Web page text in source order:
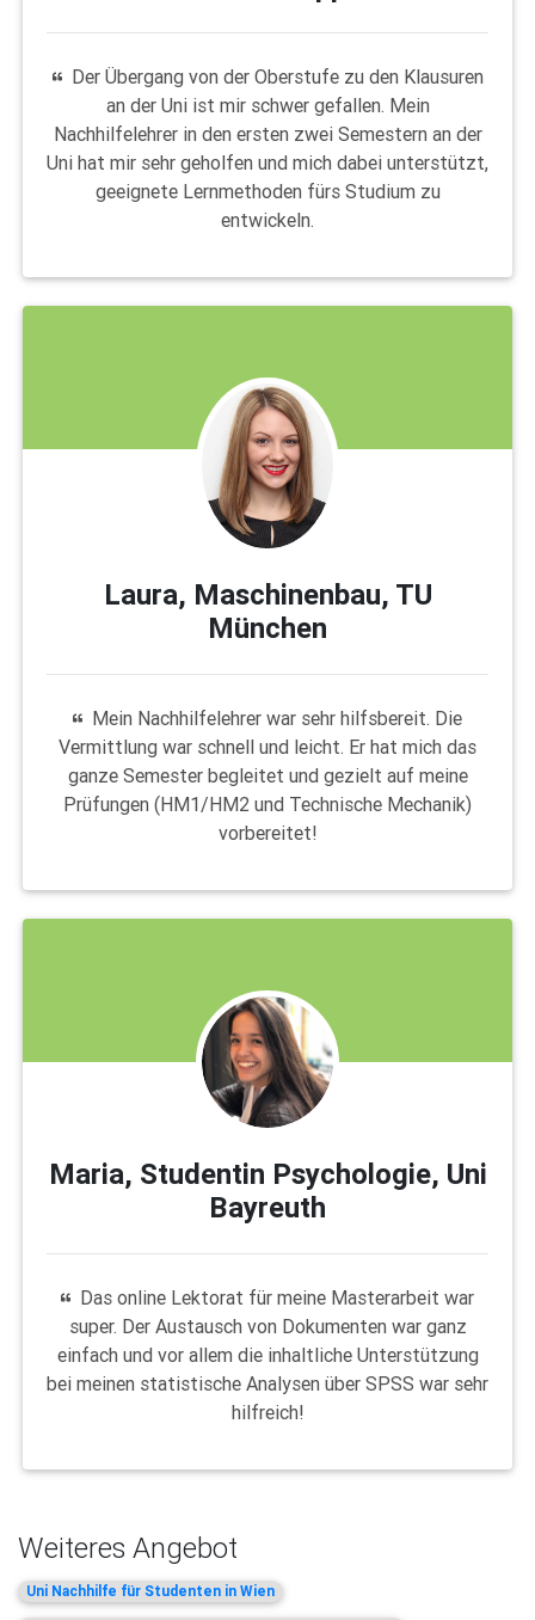
Der Übergang von der Oberstufe zu den Klausuren
an der Uni ist mir schwer gefallen. Mein
Nachhilfelehrer in den ersten zwei Semestern an der
Uni hat mir sehr geholfen und mich dabei unterstützt,
geeignete Lernmethoden fürs Studium zu
entwickeln.
Laura, Maschinenbau, TU
München
Mein Nachhilfelehrer war sehr hilfsbereit. Die
Vermittlung war schnell und leicht. Er hat mich das
ganze Semester begleitet und gezielt auf meine
Prüfungen (HM1/HM2 und Technische Mechanik)
vorbereitet!
Maria, Studentin Psychologie, Uni
Bayreuth
Das online Lektorat für meine Masterarbeit war
super. Der Austausch von Dokumenten war ganz
einfach und vor allem die inhaltliche Unterstützung
bei meinen statistische Analysen über SPSS war sehr
hilfreich!
Weiteres Angebot
Uni Nachhilfe für Studenten in Wien